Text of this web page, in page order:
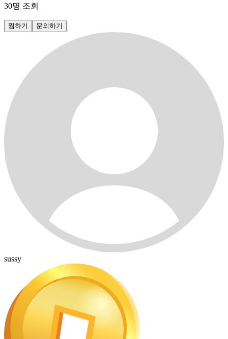
30명 조회
찜하기 문의하기
sussy